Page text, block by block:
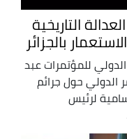
التاريخية
بالجزائر
للمؤتمرات عبد
حول جرائم
لرئيس